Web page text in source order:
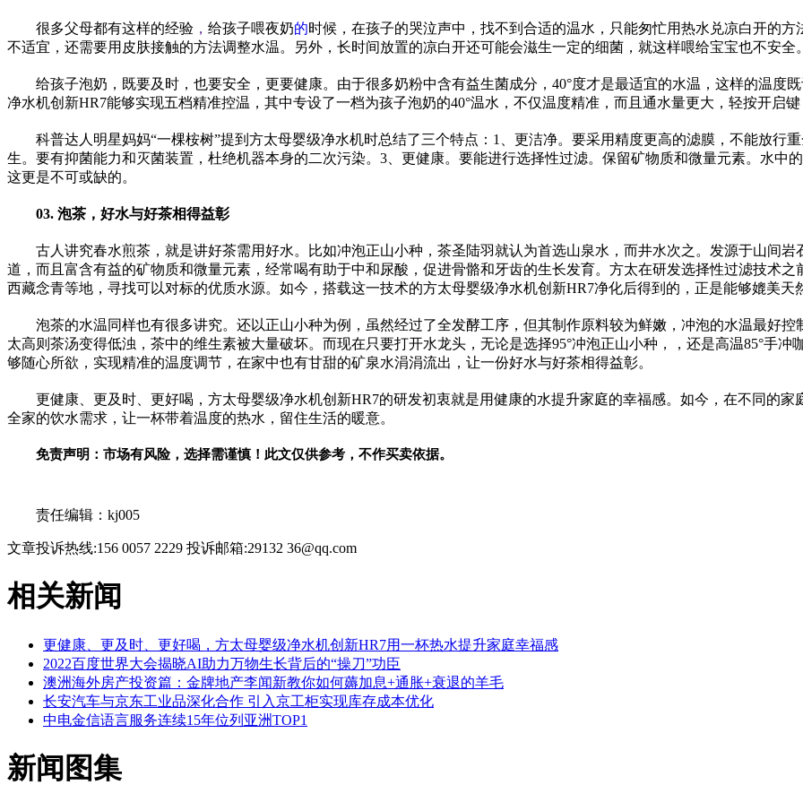
很多父母都有这样的经验 ， 给孩子喂夜奶的时候，在孩子的哭泣声中，找不到合适的温水，只能匆忙用热水兑凉白开的
不适宜，还需要用皮肤接触的方法调整水温。另外，长时间放置的凉白开还可能会滋生一定的细菌，就这样喂给宝宝也不安全
给孩子泡奶，既要及时，也要安全，更要健康。由于很多奶粉中含有益生菌成分，40°度才是最适宜的水温，这样的温度
净水机创新HR7能够实现五档精准控温，其中专设了一档为孩子泡奶的40°温水，不仅温度精准，而且通水量更大，轻按开启
科普达人明星妈妈“一棵桉树”提到方太母婴级净水机时总结了三个特点：1、更洁净。要采用精度更高的滤膜，不能放行
生。要有抑菌能力和灭菌装置，杜绝机器本身的二次污染。3、更健康。要能进行选择性过滤。保留矿物质和微量元素。水中
这更是不可或缺的。
03. 泡茶，好水与好茶相得益彰
古人讲究春水煎茶，就是讲好茶需用好水。比如冲泡正山小种，茶圣陆羽就认为首选山泉水，而井水次之。发源于山间
道，而且富含有益的矿物质和微量元素，经常喝有助于中和尿酸，促进骨骼和牙齿的生长发育。方太在研发选择性过滤技术之
西藏念青等地，寻找可以对标的优质水源。如今，搭载这一技术的方太母婴级净水机创新HR7净化后得到的，正是能够媲美天
泡茶的水温同样也有很多讲究。还以正山小种为例，虽然经过了全发酵工序，但其制作原料较为鲜嫩，冲泡的水温最好
太高则茶汤变得低浊，茶中的维生素被大量破坏。而现在只要打开水龙头，无论是选择95°冲泡正山小种，，还是高温85°手
够随心所欲，实现精准的温度调节，在家中也有甘甜的矿泉水涓涓流出，让一份好水与好茶相得益彰。
更健康、更及时、更好喝，方太母婴级净水机创新HR7的研发初衷就是用健康的水提升家庭的幸福感。如今，在不同的
全家的饮水需求，让一杯带着温度的热水，留住生活的暖意。
免责声明：市场有风险，选择需谨慎！此文仅供参考，不作买卖依据。
责任编辑：kj005
文章投诉热线:156 0057 2229 投诉邮箱:29132 36@qq.com
相关新闻
更健康、更及时、更好喝，方太母婴级净水机创新HR7用一杯热水提升家庭幸福感
2022百度世界大会揭晓AI助力万物生长背后的“操刀”功臣
澳洲海外房产投资篇：金牌地产李闻新教你如何薅加息+通胀+衰退的羊毛
长安汽车与京东工业品深化合作 引入京工柜实现库存成本优化
中电金信语言服务连续15年位列亚洲TOP1
新闻图集